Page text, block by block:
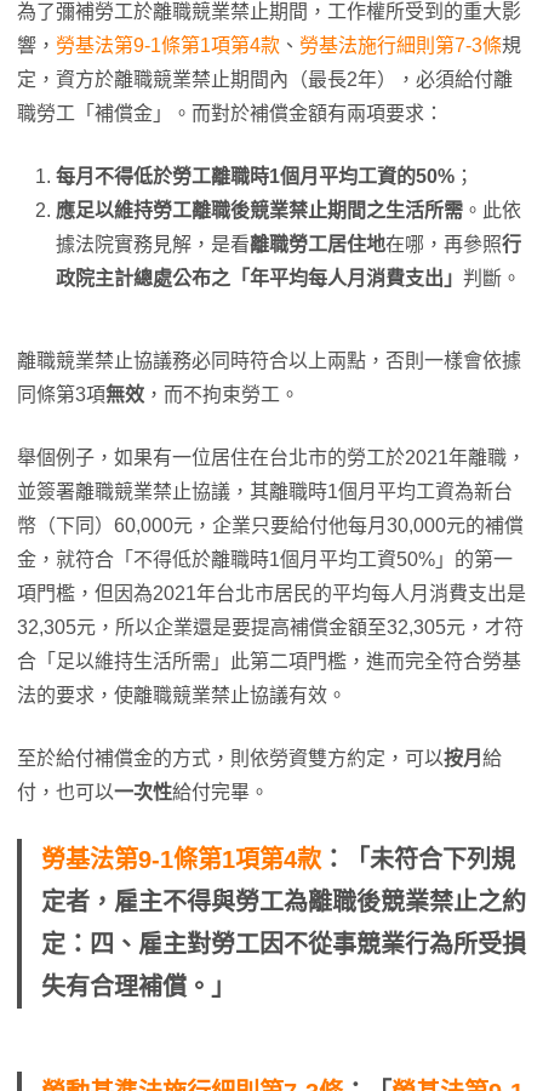
為了彌補勞工於離職競業禁止期間，工作權所受到的重大影
響， 勞基法第9-1條第1項第4款 、 勞基法施行細則第7-3條規
定，資方於離職競業禁止期間內（最長2年），必須給付離
職勞工「補償金」。而對於補償金額有兩項要求：
每月不得低於勞工離職時1個月平均工資的50% ；
應足以維持勞工離職後競業禁止期間之生活所需 。此依
據法院實務見解，是看離職勞工居住地在哪，再參照行
政院主計總處公布之「年平均每人月消費支出」 判斷。
離職競業禁止協議務必同時符合以上兩點，否則一樣會依據
同條第3項無效 ，而不拘束勞工。
舉個例子，如果有一位居住在台北市的勞工於2021年離職，
並簽署離職競業禁止協議，其離職時1個月平均工資為新台
幣（下同）60,000元，企業只要給付他每月30,000元的補償
金，就符合「不得低於離職時1個月平均工資50%」的第一
項門檻，但因為2021年台北市居民的平均每人月消費支出是
32,305元，所以企業還是要提高補償金額至32,305元，才符
合「足以維持生活所需」此第二項門檻，進而完全符合勞基
法的要求，使離職競業禁止協議有效。
至於給付補償金的方式，則依勞資雙方約定，可以按月 給
付，也可以一次性給付完畢。
勞基法第9-1條第1項第4款 ：「未符合下列規
定者，雇主不得與勞工為離職後競業禁止之約
定：四、雇主對勞工因不從事競業行為所受損
失有合理補償。」